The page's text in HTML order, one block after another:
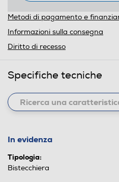
Metodi di pagamento e
Informazioni sulla consegna
Diritto di recesso
Specifiche tecniche
In evidenza
Tipologia:
Bistecchiera